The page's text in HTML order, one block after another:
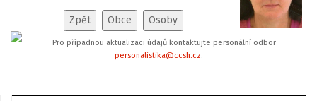
Pro případnou aktualizaci údajů kontaktujte personální odbor
personalistika@ccsh.cz.